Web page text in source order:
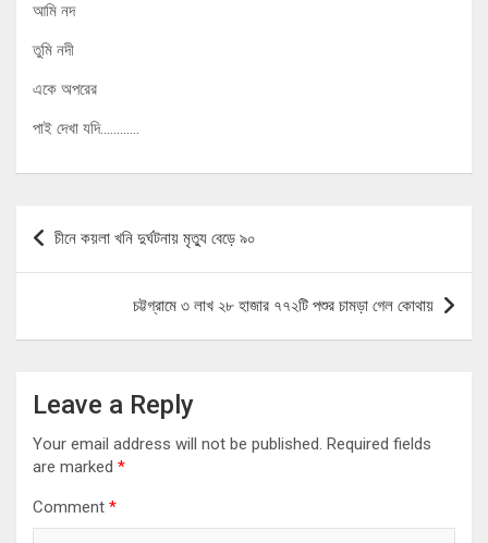
আমি নদ
তুমি নদী
একে অপরের
পাই দেখা যদি…………
Post
navigation
চীনে কয়লা খনি দুর্ঘটনায় মৃত্যু বেড়ে ৯০
চট্টগ্রামে ৩ লাখ ২৮ হাজার ৭৭২টি পশুর চামড়া গেল কোথায়
Leave a Reply
Your email address will not be published. Required fields
are marked *
Comment *